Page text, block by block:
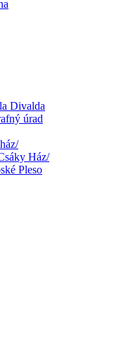
Divalda
úrad
Ház/
Pleso